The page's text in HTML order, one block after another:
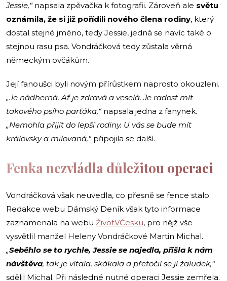
Jessie,“napsala zpěvačka k fotografii. Zároveň ale světu
oznámila, že si již pořídili nového člena rodiny, který
dostal stejné jméno, tedy Jessie, jedná se navíc také o
stejnou rasu psa. Vondráčková tedy zůstala věrná
německým ovčákům.
Její fanoušci byli novým přírůstkem naprosto okouzleni.
„Je nádherná. Ať je zdravá a veselá. Je radost mít
takového psího parťáka,“napsala jedna z fanynek.
„Nemohla přijít do lepší rodiny. U vás se bude mít
královsky a milovaná,“připojila se další.
Fenka nezvládla důležitou operaci
Vondráčková však neuvedla, co přesně se fence stalo.
Redakce webu Dámský Deník však tyto informace
zaznamenala na webu ŽivotVČesku, pro nějž vše
vysvětlil manžel Heleny Vondráčkové Martin Michal.
„Seběhlo se to rychle, Jessie se najedla, přišla k nám
návštěva, tak je vítala, skákala a přetočil se jí žaludek,“
sdělil Michal. Při následné nutné operaci Jessie zemřela.